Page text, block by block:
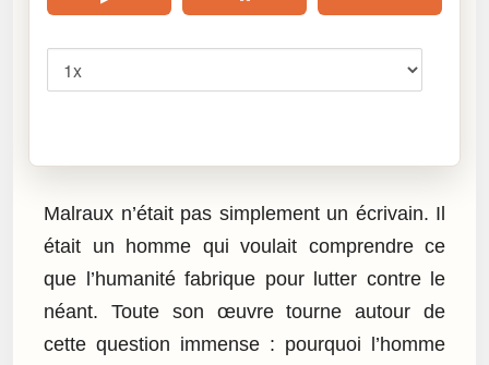
Malraux n’était pas simplement un écrivain. Il
était un homme qui voulait comprendre ce
que l’humanité fabrique pour lutter contre le
néant. Toute son œuvre tourne autour de
cette question immense : pourquoi l’homme